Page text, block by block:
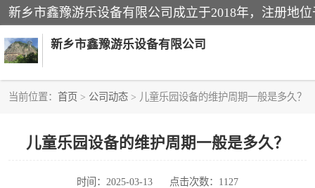
新乡市鑫豫游乐设备有限公司
当前位置： 首页 > 公司动态 > 儿童乐园设备的维护周期一般是多久？
儿童乐园设备的维护周期一般是多久？
时间：2025-03-13 点击次数：1127